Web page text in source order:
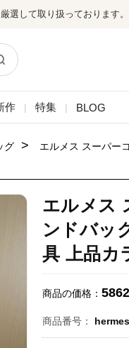
選して取り扱っております。
作 | 特集 | BLOG
グ >
エルメス スーパー
エルメス
ンドバッ
具 上品カ
商品の価格：
商品番号：